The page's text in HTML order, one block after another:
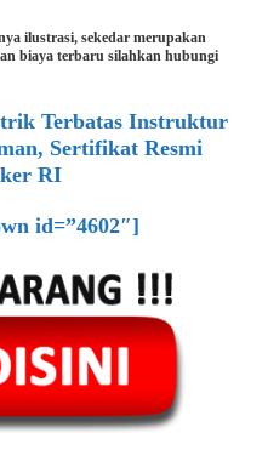
ilustrasi, sekedar merupakan
biaya terbaru silahkan hubungi
Terbatas Instruktur
Sertifikat Resmi
RI
id=”4602″]